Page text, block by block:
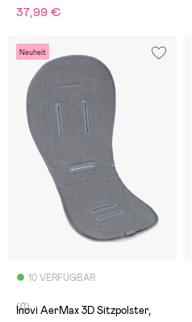
37,99 €
Neuheit
10 VERFÜGBAR
(0)
Inovi AerMax 3D Sitzpolster,